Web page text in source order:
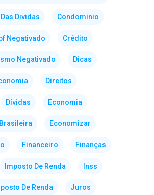
Dividas Condominio
Negativado Crédito
Negativado Dicas
Direitos
Dívidas Economia
Economizar
Financeiro Finanças
Imposto De Renda Inss
De Renda Juros